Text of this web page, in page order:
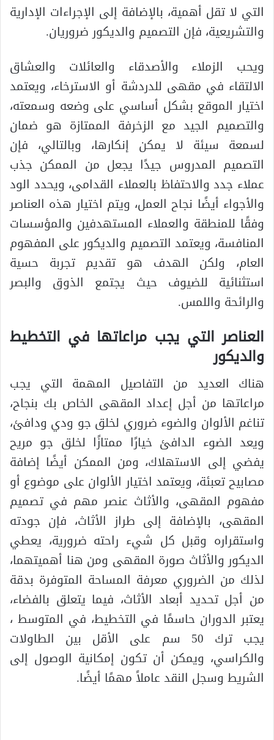
التي لا تقل أهمية، بالإضافة إلى الإجراءات الإدارية
والتشريعية، فإن التصميم والديكور ضروريان.
ويحب الزملاء والأصدقاء والعائلات والعشاق
الالتقاء في مقهى للدردشة أو الاسترخاء، ويعتمد
اختيار الموقع بشكل أساسي على وضعه وسمعته،
والتصميم الجيد مع الزخرفة الممتازة هو ضمان
لسمعة سيئة لا يمكن إنكارها، وبالتالي، فإن
التصميم المدروس جيدًا يجعل من الممكن جذب
عملاء جدد والاحتفاظ بالعملاء القدامى، ويحدد الود
والأجواء أيضًا نجاح العمل، ويتم اختيار هذه العناصر
وفقًا للمنطقة والعملاء المستهدفين والمؤسسات
المنافسة، ويعتمد التصميم والديكور على المفهوم
العام، ولكن الهدف هو تقديم تجربة حسية
استثنائية للضيوف حيث يجتمع الذوق والبصر
والرائحة واللمس.
العناصر التي يجب مراعاتها في التخطيط
والديكور
هناك العديد من التفاصيل المهمة التي يجب
مراعاتها من أجل إعداد المقهى الخاص بك بنجاح،
تناغم الألوان والضوء ضروري لخلق جو ودي ودافئ،
ويعد الضوء الدافئ خيارًا ممتازًا لخلق جو مريح
يفضي إلى الاستهلاك، ومن الممكن أيضًا إضافة
مصابيح تعبئة، ويعتمد اختيار الألوان على موضوع أو
مفهوم المقهى، والأثاث عنصر مهم في تصميم
المقهى، بالإضافة إلى طراز الأثاث، فإن جودته
واستقراره وقبل كل شيء راحته ضرورية، يعطي
الديكور والأثاث صورة المقهى ومن هنا أهميتهما،
لذلك من الضروري معرفة المساحة المتوفرة بدقة
من أجل تحديد أبعاد الأثاث، فيما يتعلق بالفضاء،
يعتبر الدوران حاسمًا في التخطيط، في المتوسط ​،
يجب ترك 50 سم على الأقل بين الطاولات
والكراسي، ويمكن أن تكون إمكانية الوصول إلى
الشريط وسجل النقد عاملاً مهمًا أيضًا.